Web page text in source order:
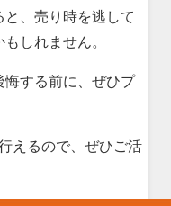
、売り時を逃して
もしれません。
悔する前に、ぜひプ
えるので、ぜひご活